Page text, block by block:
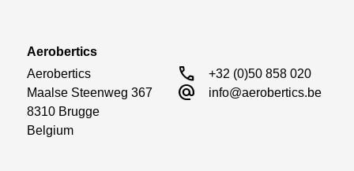
Aerobertics
Aerobertics
Maalse Steenweg 367
8310 Brugge
Belgium
call +32 (0)50 858 020
alternate_email info@aerobertics.be